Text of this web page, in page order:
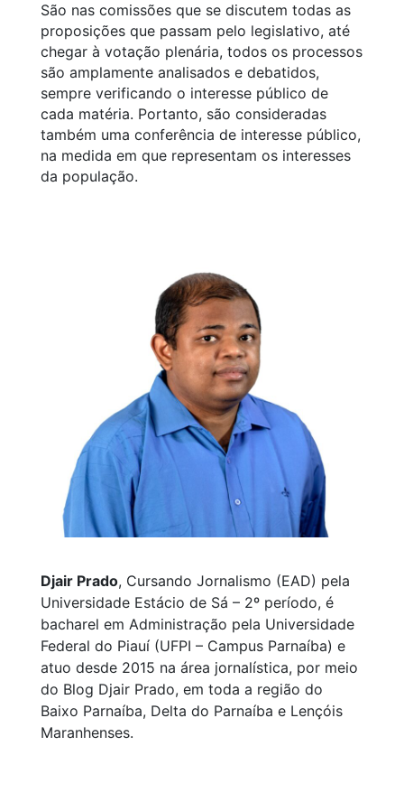
São nas comissões que se discutem todas as
proposições que passam pelo legislativo, até
chegar à votação plenária, todos os processos
são amplamente analisados e debatidos,
sempre verificando o interesse público de
cada matéria. Portanto, são consideradas
também uma conferência de interesse público,
na medida em que representam os interesses
da população.
Djair Prado, Cursando Jornalismo (EAD) pela
Universidade Estácio de Sá – 2º período, é
bacharel em Administração pela Universidade
Federal do Piauí (UFPI – Campus Parnaíba) e
atuo desde 2015 na área jornalística, por meio
do Blog Djair Prado, em toda a região do
Baixo Parnaíba, Delta do Parnaíba e Lençóis
Maranhenses.